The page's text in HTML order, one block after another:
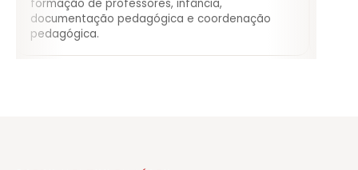
formação de professores, infância,
documentação pedagógica e coordenação
pedagógica.